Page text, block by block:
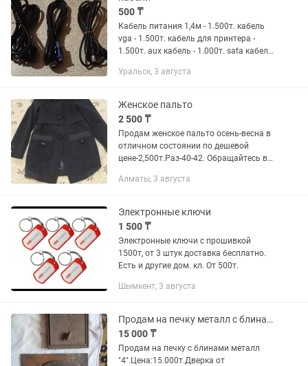
500 ₸
Кабель питания 1,4м - 1.500т. кабель
vga - 1.500т. кабель для принтера -
1.500т. aux кабель - 1.000т. sata кабель
sata переходник питания на molex -
Уральск, 3 августа
Женское пальто
2 500 ₸
Продам женское пальто осень-весна в
отличном состоянии по дешевой
цене-2,500т.Раз-40-42. Обращайтесь в
Алматы, 3 августа
Электронные ключи
1 500 ₸
Электронные ключи с прошивкой
1500т, от 3 штук доставка бесплатно.
Есть и другие дом. кл. От 500т.
Шымкент, 3 августа
Продам на печку металл с блинами.
15 000 ₸
Продам на печку с блинами металл
"4".Цена:15.000т.Дверка от